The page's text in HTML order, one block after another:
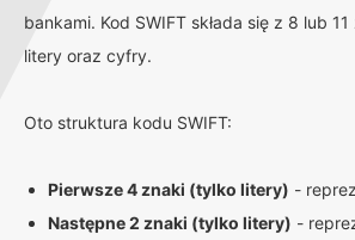
bankami. Kod SWIFT składa się z 8 lub
litery oraz cyfry.
Oto struktura kodu SWIFT:
Pierwsze 4 znaki (tylko litery) -
Następne 2 znaki (tylko litery) -